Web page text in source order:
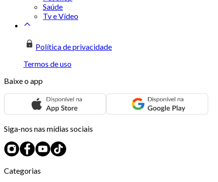
Saúde
Tv e Vídeo
Política de privacidade
Termos de uso
Baixe o app
Siga-nos nas mídias sociais
Categorias